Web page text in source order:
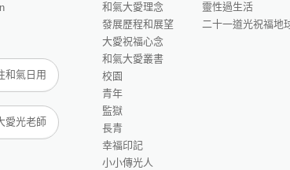
和氣日用
愛光老師
和氣大愛理念
發展歷程和展望
大愛祝福心念
和氣大愛叢書
校園
青年
監獄
長青
幸福印記
小小傳光人
靈性過生活
二十一道光祝福地